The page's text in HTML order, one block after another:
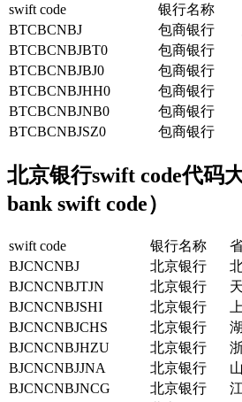
swift code 银行名称
BTCBCNBJ
包商银行
BTCBCNBJBT0
包商银行
BTCBCNBJBJ0
包商银行
BTCBCNBJHH0
包商银行
BTCBCNBJNB0
包商银行
BTCBCNBJSZ0
包商银行
北京银行swift code代码
bank swift code）
swift code 银行名称
BJCNCNBJ
北京银行
BJCNCNBJTJN
北京银行
BJCNCNBJSHI
北京银行
BJCNCNBJCHS
北京银行
BJCNCNBJHZU
北京银行
BJCNCNBJJNA
北京银行
BJCNCNBJNCG
北京银行